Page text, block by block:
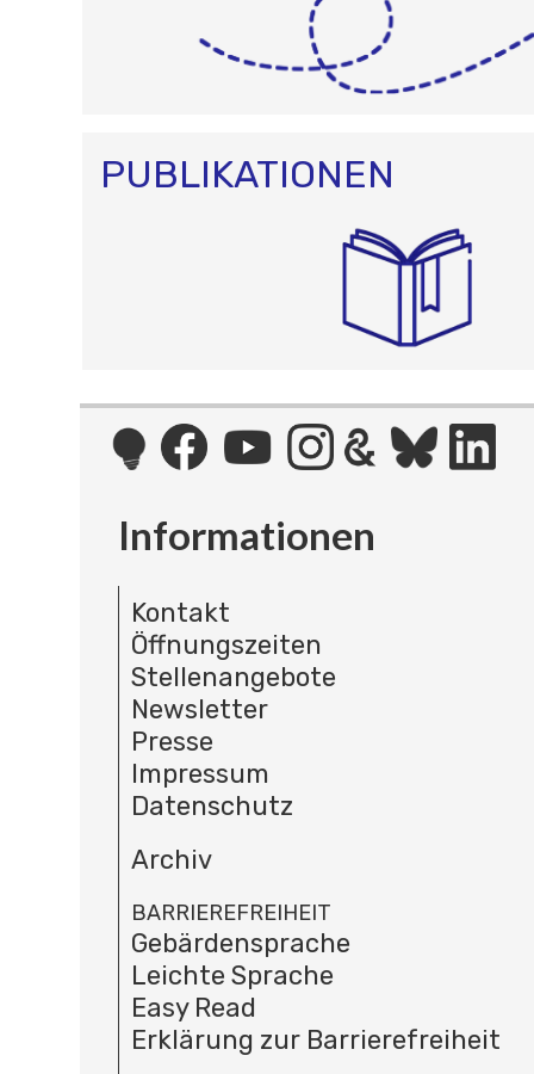
PUBLIKATIONEN
Informationen
Kontakt
Öffnungszeiten
Stellenangebote
Newsletter
Presse
Impressum
Datenschutz
Archiv
BARRIEREFREIHEIT
Gebärdensprache
Leichte Sprache
Easy Read
Erklärung zur Barrierefreiheit